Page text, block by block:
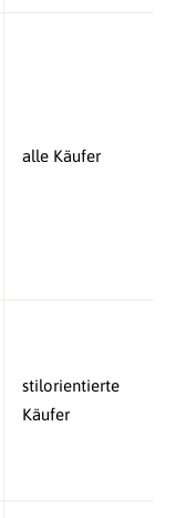
alle Käufer
stilorientierte
Käufer